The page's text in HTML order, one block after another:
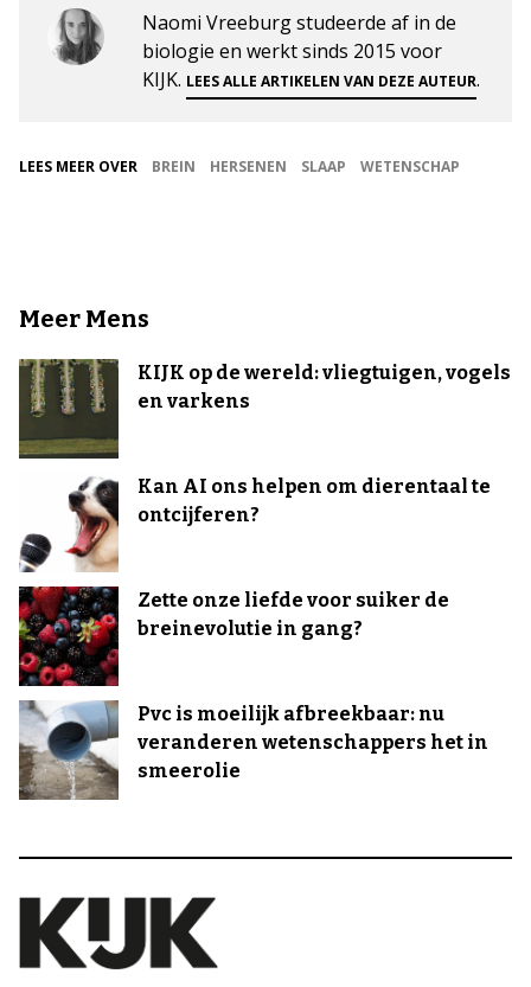
Naomi Vreeburg studeerde af in de
biologie en werkt sinds 2015 voor
KIJK. LEES ALLE ARTIKELEN VAN DEZE AUTEUR.
LEES MEER OVER BREIN HERSENEN SLAAP WETENSCHAP
Meer Mens
KIJK op de wereld: vliegtuigen, vogels
en varkens
Kan AI ons helpen om dierentaal te
ontcijferen?
Zette onze liefde voor suiker de
breinevolutie in gang?
Pvc is moeilijk afbreekbaar: nu
veranderen wetenschappers het in
smeerolie